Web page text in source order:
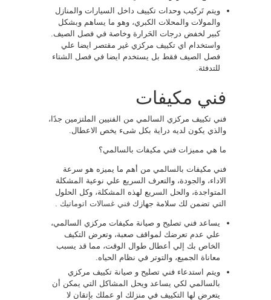
ويتم تَركيب وحدات تكييف داخل السيارات والمنازل
والمولات والمحلات الكبري، وهو ما يساهم وبشكل
كبير لخفض درجات الحَرارة وخاصة في فصل الصيف.
واستخدام اي تكييف مركزي غير مقتصر ايضا علي
فصل الصيف فقط بل يستخدم ايضا في فصل الشتاء
للتدفئة.
فني مكيفات
فني تكييف مركزي السالمي من الفنيين الملتزمين جدًا،
والذي يكون لديه دراية بكل شىء يخص الاعطال.
ما هي مميزات فني مكيفات بالسالمي؟
فني مكيفات بالسالمي من أهم ما يميزه هو سرعة
الاداء، والجودة، والتعرف السريع علي نوعية المشكلة
المتواجدة، والحل السريع لهذه المشكلة، وكل الحلول
التي تضمن لك سلامة جهازك فني غسالات اتوماتيك
يساعد فني تصليح و صيانة مكيفات مركزي السالمي،
علي عدم تعرضك لمواقف صعبة، وتعرض التكيف
الخاص بك إلي أعطال طوال الوقت، مما قد يسبب
معاناة الجميع، والتوتر في نظام الحياه.
ويتم استدعاء فني تصليح و صيانة تكييف مركزي
بالسالمي لكي يساعد ويحل المشاكل التي يمكن أن
يتعرض لها التكييف في منزلك او عملك بإتقان لا